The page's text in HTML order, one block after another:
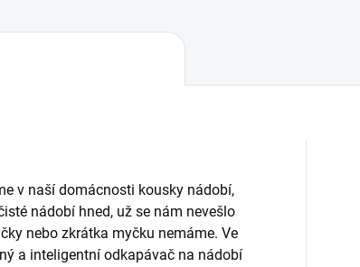
v naší domácnosti kousky nádobí,
nádobí hned, už se nám nevešlo
nebo zkrátka myčku nemáme. Ve
a inteligentní odkapávač na nádobí